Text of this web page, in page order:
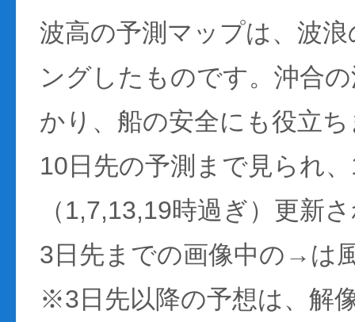
波高の予測マップは、波
ングしたものです。沖合
かり、船の安全にも役立
10日先の予測まで見られ
（1,7,13,19時過ぎ）更新
3日先までの画像中の→は
※3日先以降の予想は、解